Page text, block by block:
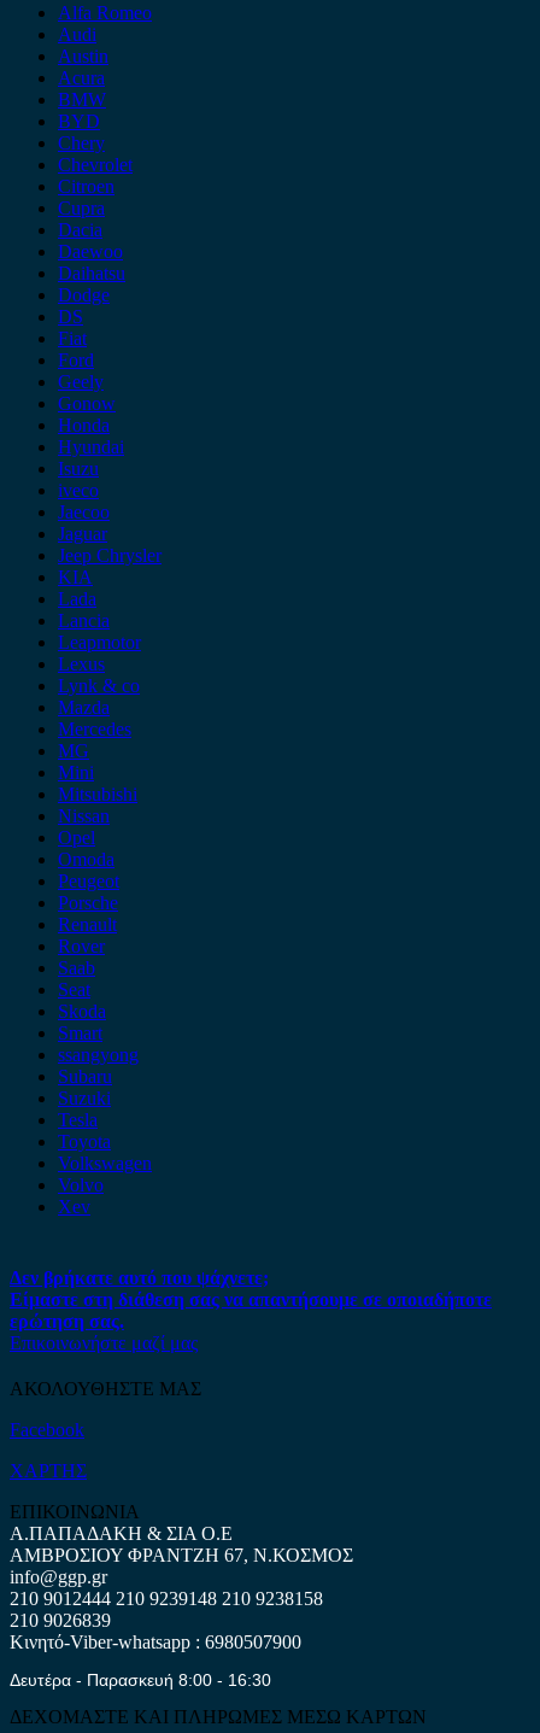
Alfa Romeo
Audi
Austin
Acura
BMW
BYD
Chery
Chevrolet
Citroen
Cupra
Dacia
Daewoo
Daihatsu
Dodge
DS
Fiat
Ford
Geely
Gonow
Honda
Hyundai
Isuzu
iveco
Jaecoo
Jaguar
Jeep Chrysler
KIA
Lada
Lancia
Leapmotor
Lexus
Lynk & co
Mazda
Mercedes
MG
Mini
Mitsubishi
Nissan
Opel
Omoda
Peugeot
Porsche
Renault
Rover
Saab
Seat
Skoda
Smart
ssangyong
Subaru
Suzuki
Tesla
Toyota
Volkswagen
Volvo
Xev
Δεν βρήκατε αυτό που ψάχνετε;
Είμαστε στη διάθεση σας να απαντήσουμε σε οποιαδήποτε
ερώτηση σας.
Επικοινωνήστε μαζί μας
ΑΚΟΛΟΥΘΗΣΤΕ ΜΑΣ
Facebook
ΧΑΡΤΗΣ
ΕΠΙΚΟΙΝΩΝΙΑ
Α.ΠΑΠΑΔΑΚΗ & ΣΙΑ Ο.Ε
ΑΜΒΡΟΣΙΟΥ ΦΡΑΝΤΖΗ 67, Ν.ΚΟΣΜΟΣ
info@ggp.gr
210 9012444 210 9239148 210 9238158
210 9026839
Κινητό-Viber-whatsapp : 6980507900
Δευτέρα - Παρασκευή 8:00 - 16:30
ΔΕΧΟΜΑΣΤΕ ΚΑΙ ΠΛΗΡΩΜΕΣ ΜΕΣΩ ΚΑΡΤΩΝ